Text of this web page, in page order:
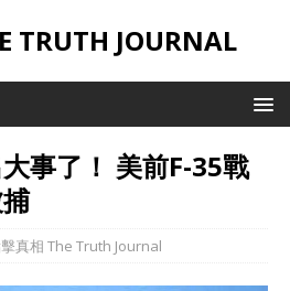
TRUTH JOURNAL
事了！ 美前F-35戰
真相 The Truth Journal